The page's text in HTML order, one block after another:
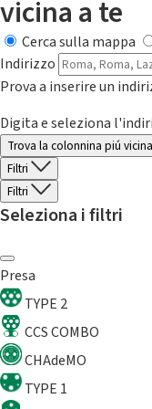
vicina a te
Cerca sulla mappa
Indirizzo
Prova a inserire un
Digita e seleziona
Trova la colonnina piú vicina
Filtri
Filtri
Seleziona i filtri
Presa
TYPE 2
CCS COMBO
CHAdeMO
TYPE 1